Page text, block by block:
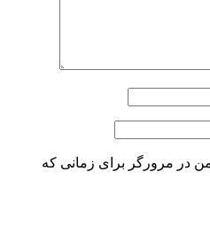
در مرورگر برای زمانی که